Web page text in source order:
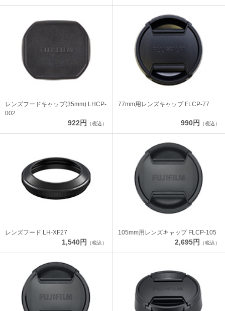
レンズフードキャップ(35mm) LHCP-
002
922円 （税込）
77mm用レンズキャップ FLCP-77
990円 （税込）
レンズフード LH-XF27
1,540円 （税込）
105mm用レンズキャップ FLCP-105
2,695円 （税込）